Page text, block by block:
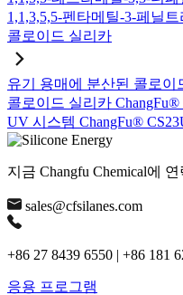
1,1,3,5,5-펜타메틸-3-페닐
콜로이드 실리카
유기 용매에 분산된 콜로이
콜로이드 실리카
UV 시스템 ChangFu®
지금 Changfu Chemical에
sales@cfsilanes.com
+86 27 8439 6550 | +86 181
응용 프로그램